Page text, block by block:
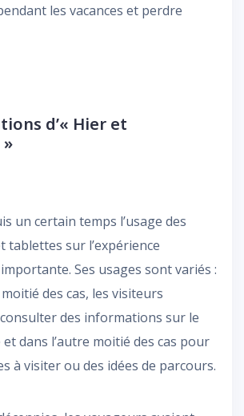
les vacances et perdre
d’« Hier et
un certain temps l’usage des
tablettes sur l’expérience
Ses usages sont variés :
des cas, les visiteurs
des informations sur le
dans l’autre moitié des cas pour
à visiter ou des idées de parcours.